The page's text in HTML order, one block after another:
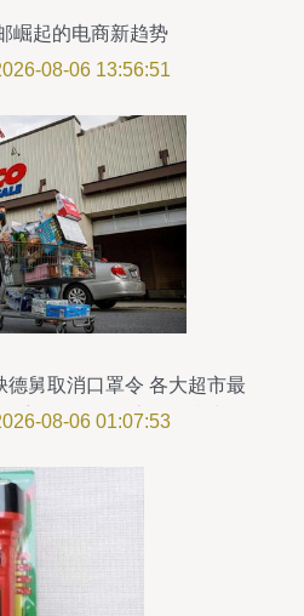
崛起的电商新趋势
08-06 13:56:51
德舅取消口罩令 各大超市最
手日用百货健康销售指南
08-06 01:07:53